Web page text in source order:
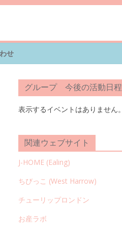
せ
グループ 今後の活動日程
表示するイベントはありません。
関連ウェブサイト
J-HOME (Ealing)
ちびっこ (West Harrow)
チューリップロンドン
お産ラボ